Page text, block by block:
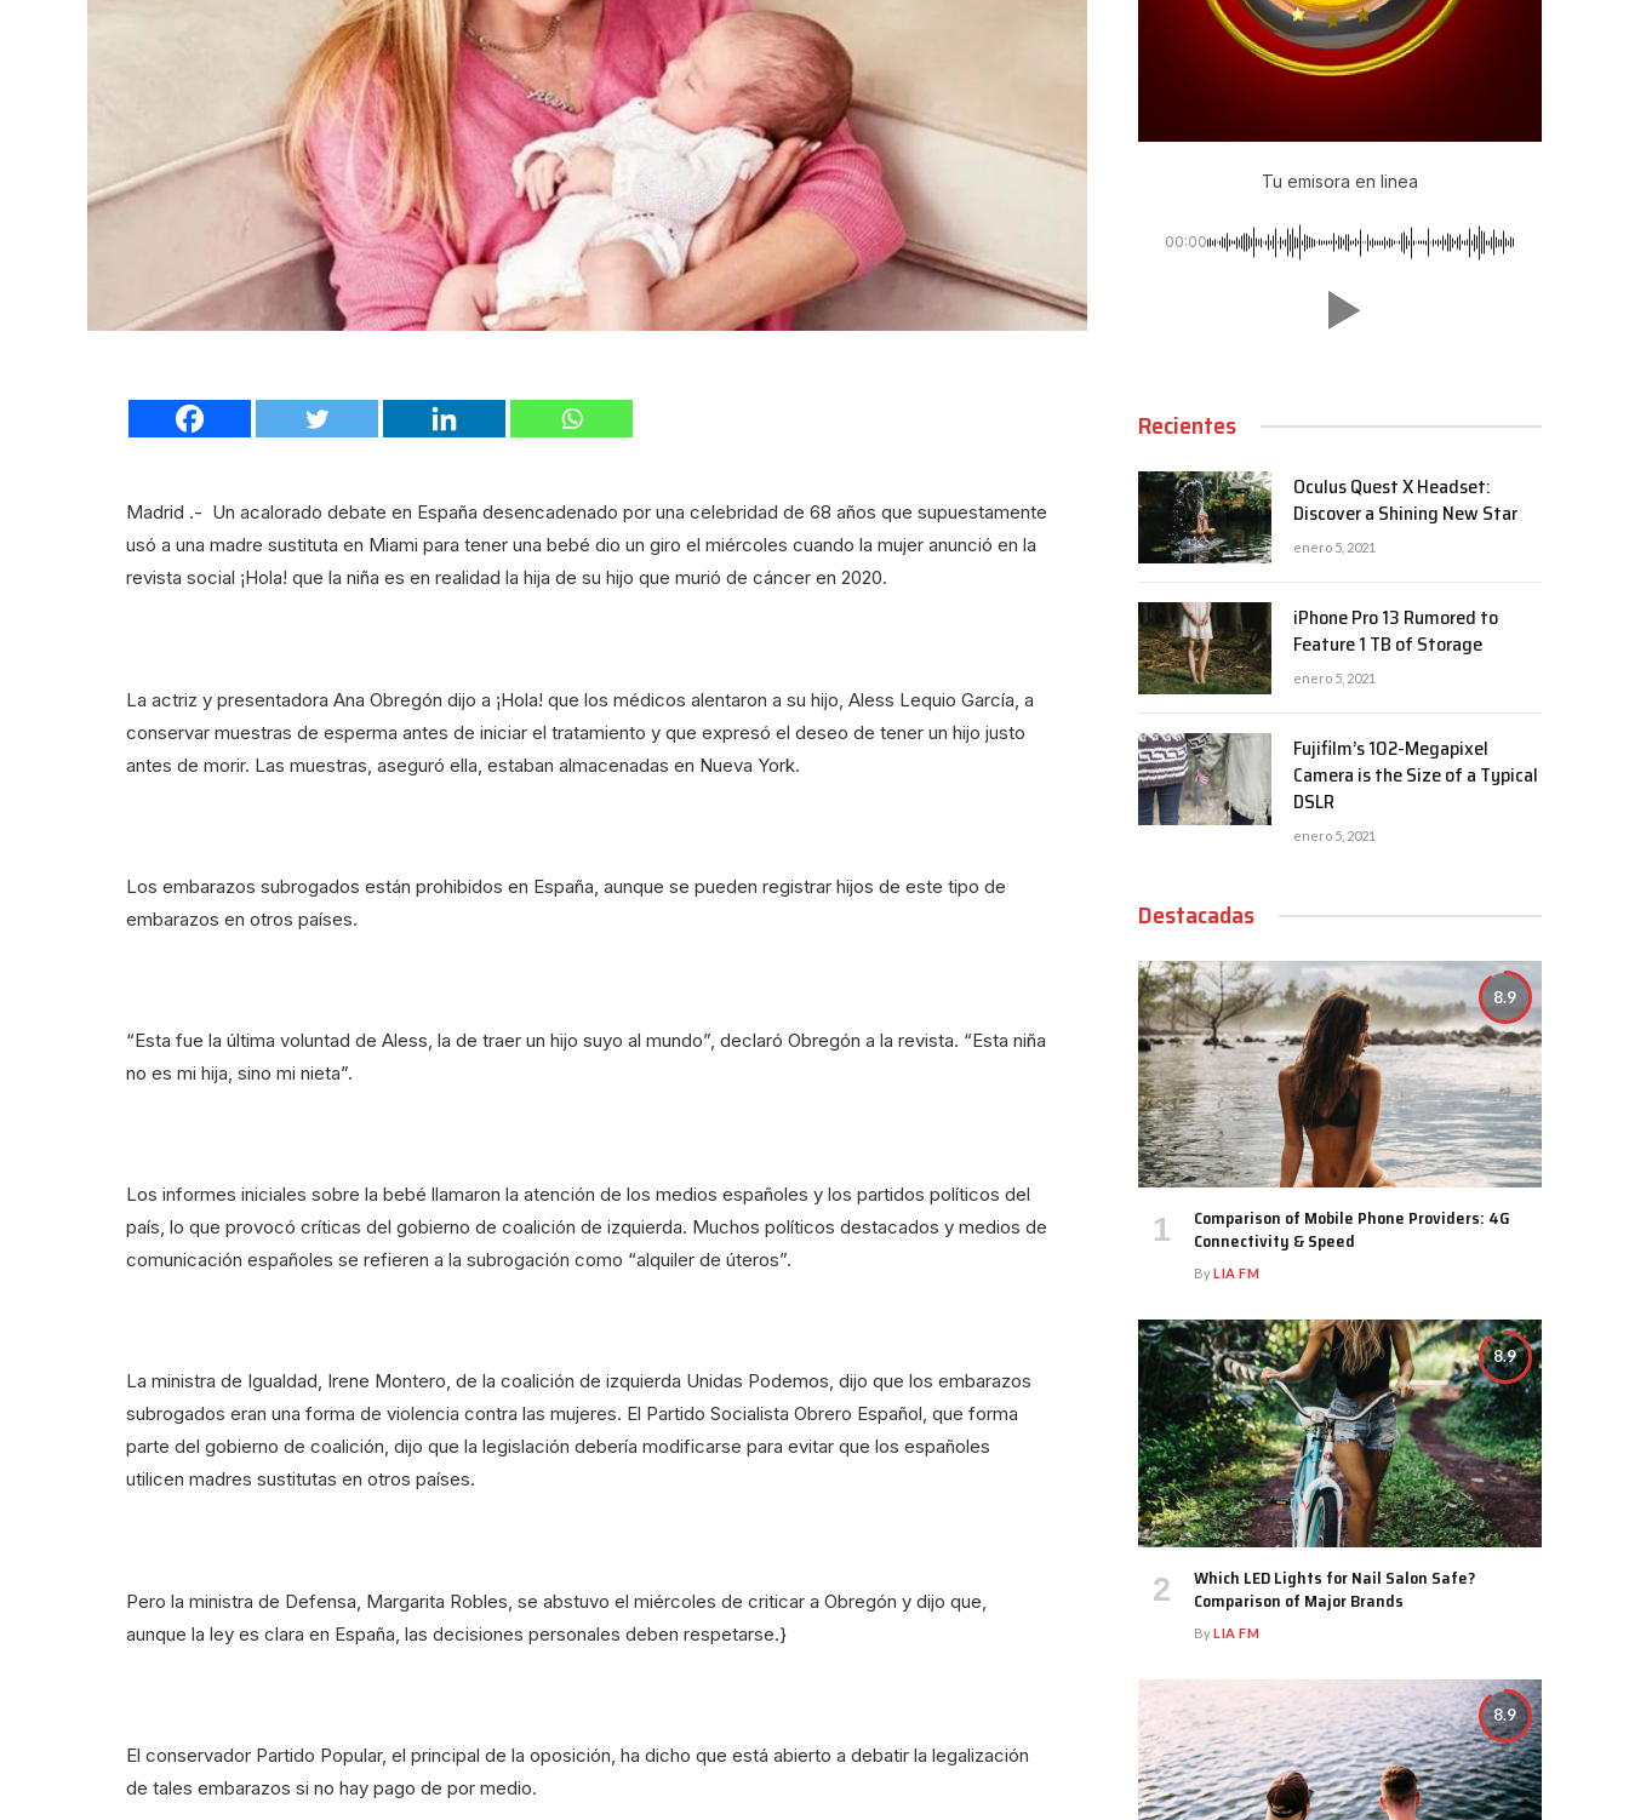
Madrid .- Un acalorado debate en España desencadenado por una celebridad de 68 años que supuestamente
usó a una madre sustituta en Miami para tener una bebé dio un giro el miércoles cuando la mujer anunció en la
revista social ¡Hola! que la niña es en realidad la hija de su hijo que murió de cáncer en 2020.
La actriz y presentadora Ana Obregón dijo a ¡Hola! que los médicos alentaron a su hijo, Aless Lequio García, a
conservar muestras de esperma antes de iniciar el tratamiento y que expresó el deseo de tener un hijo justo
antes de morir. Las muestras, aseguró ella, estaban almacenadas en Nueva York.
Los embarazos subrogados están prohibidos en España, aunque se pueden registrar hijos de este tipo de
embarazos en otros países.
“Esta fue la última voluntad de Aless, la de traer un hijo suyo al mundo”, declaró Obregón a la revista. “Esta niña
no es mi hija, sino mi nieta”.
Los informes iniciales sobre la bebé llamaron la atención de los medios españoles y los partidos políticos del
país, lo que provocó críticas del gobierno de coalición de izquierda. Muchos políticos destacados y medios de
comunicación españoles se refieren a la subrogación como “alquiler de úteros”.
La ministra de Igualdad, Irene Montero, de la coalición de izquierda Unidas Podemos, dijo que los embarazos
subrogados eran una forma de violencia contra las mujeres. El Partido Socialista Obrero Español, que forma
parte del gobierno de coalición, dijo que la legislación debería modificarse para evitar que los españoles
utilicen madres sustitutas en otros países.
Pero la ministra de Defensa, Margarita Robles, se abstuvo el miércoles de criticar a Obregón y dijo que,
aunque la ley es clara en España, las decisiones personales deben respetarse.}
El conservador Partido Popular, el principal de la oposición, ha dicho que está abierto a debatir la legalización
de tales embarazos si no hay pago de por medio.
Tu emisora en linea
00:00
Recientes
Oculus Quest X Headset:
Discover a Shining New Star
enero 5, 2021
iPhone Pro 13 Rumored to
Feature 1 TB of Storage
enero 5, 2021
Fujifilm’s 102-Megapixel
Camera is the Size of a Typical
DSLR
enero 5, 2021
Destacadas
8.9
Comparison of Mobile Phone Providers: 4G
Connectivity & Speed
ByLIA FM
8.9
Which LED Lights for Nail Salon Safe?
Comparison of Major Brands
ByLIA FM
8.9